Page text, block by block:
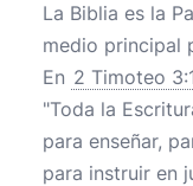
La Biblia es la
medio principal
En 2 Timoteo
"Toda la
para enseñar,
para instruir en